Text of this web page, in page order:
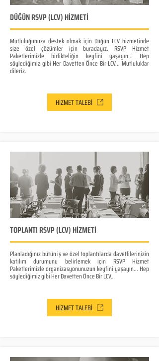
DÜĞÜN RSVP (LCV) HİZMETİ
Mutluluğunuza destek olmak için Düğün LCV hizmetinde
size özel çözümler için buradayız. RSVP Hizmet
Paketlerimizle birlikteliğin keyfini yaşayın... Hep
söylediğimiz gibi Her Davetten Önce Bir LCV... Mutluluklar
dileriz.
HİZMET TALEBİ
TOPLANTI RSVP (LCV) HİZMETİ
Planladığınız bütün iş ve özel toplantılarda davetlilerinizin
katılım durumunu belirlemek için RSVP Hizmet
Paketlerimizle organizasyonunuzun keyfini yaşayın... Hep
söylediğimiz gibi Her Davetten Önce Bir LCV…
HİZMET TALEBİ